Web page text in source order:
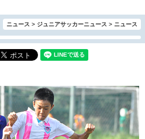
ニュース > ジュニアサッカーニュース > ニュース